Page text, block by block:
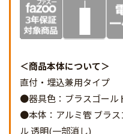
商品本体について
直付・埋込兼用タイプ
●器具色：ブラスゴール
●本体：アルミ管 ブラス
ル 透明(一部消し)